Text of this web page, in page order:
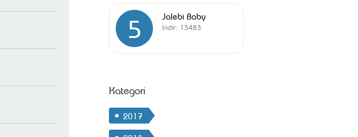
5 Jalebi Baby
İndir: 13483
Kategori
2017